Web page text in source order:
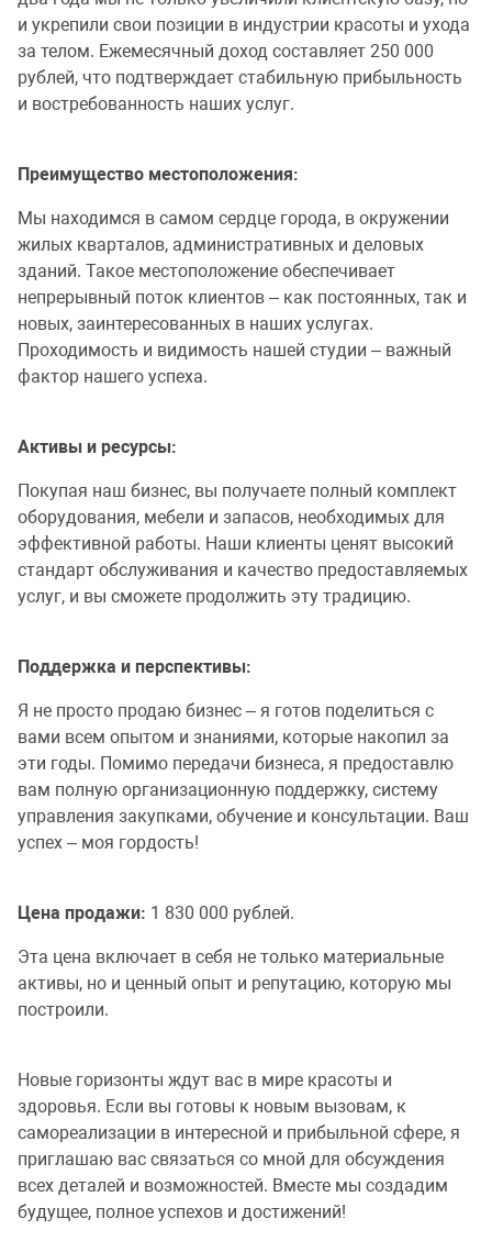
и укрепили свои позиции в индустрии красоты и ухода
за телом. Ежемесячный доход составляет 250 000
рублей, что подтверждает стабильную прибыльность
и востребованность наших услуг.
Преимущество местоположения:
Мы находимся в самом сердце города, в окружении
жилых кварталов, административных и деловых
зданий. Такое местоположение обеспечивает
непрерывный поток клиентов – как постоянных, так и
новых, заинтересованных в наших услугах.
Проходимость и видимость нашей студии – важный
фактор нашего успеха.
Активы и ресурсы:
Покупая наш бизнес, вы получаете полный комплект
оборудования, мебели и запасов, необходимых для
эффективной работы. Наши клиенты ценят высокий
стандарт обслуживания и качество предоставляемых
услуг, и вы сможете продолжить эту традицию.
Поддержка и перспективы:
Я не просто продаю бизнес – я готов поделиться с
вами всем опытом и знаниями, которые накопил за
эти годы. Помимо передачи бизнеса, я предоставлю
вам полную организационную поддержку, систему
управления закупками, обучение и консультации. Ваш
успех – моя гордость!
Цена продажи: 1 830 000 рублей.
Эта цена включает в себя не только материальные
активы, но и ценный опыт и репутацию, которую мы
построили.
Новые горизонты ждут вас в мире красоты и
здоровья. Если вы готовы к новым вызовам, к
самореализации в интересной и прибыльной сфере, я
приглашаю вас связаться со мной для обсуждения
всех деталей и возможностей. Вместе мы создадим
будущее, полное успехов и достижений!